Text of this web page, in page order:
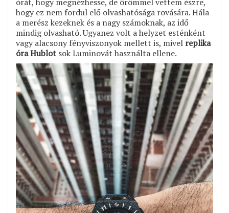
hogy ez nem fordul elő olvashatósága rovására. Hála
a merész kezeknek és a nagy számoknak, az idő
mindig olvasható. Ugyanez volt a helyzet esténként
vagy alacsony fényviszonyok mellett is, mivel replika
óra Hublot sok Luminovát használta ellene.